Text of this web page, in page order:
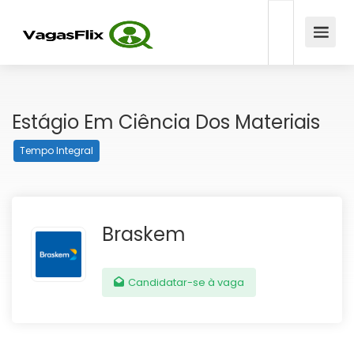
Estágio Em Ciência Dos Materiais
Tempo Integral
Braskem
Candidatar-se à vaga